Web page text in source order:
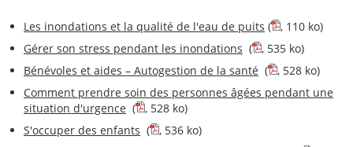
Les inondations et la qualité de l'eau de puits (
, 110 ko)
Gérer son stress pendant les inondations (
, 535 ko)
Bénévoles et aides – Autogestion de la santé (
, 528 ko)
Comment prendre soin des personnes âgées pendant une
situation d'urgence (
, 528 ko)
S'occuper des enfants (
, 536 ko)